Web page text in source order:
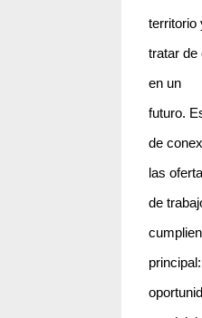
territorio
tratar de
en un
futuro.
de
las
de